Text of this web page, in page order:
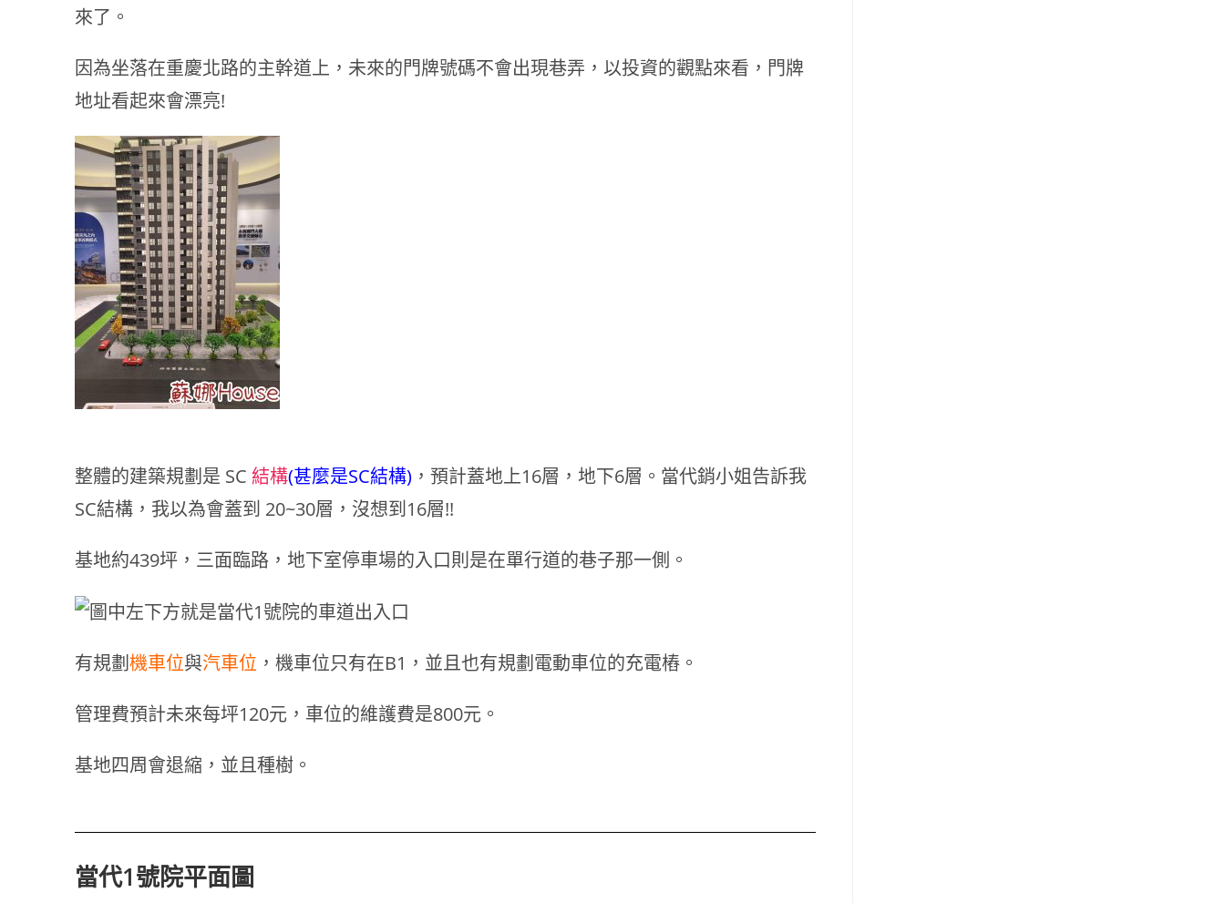
來了。
因為坐落在重慶北路的主幹道上，未來的門牌號碼不會出現巷弄，以投資的觀點來看，門牌
地址看起來會漂亮!
整體的建築規劃是 SC 結構(甚麼是SC結構) ，預計蓋地上16層，地下6層。當代銷小姐告訴我
SC結構，我以為會蓋到 20~30層，沒想到16層!!
基地約439坪，三面臨路，地下室停車場的入口則是在單行道的巷子那一側。
有規劃機車位與汽車位 ，機車位只有在B1，並且也有規劃電動車位的充電樁。
管理費預計未來每坪120元，車位的維護費是800元。
基地四周會退縮，並且種樹。
當代1號院平面圖